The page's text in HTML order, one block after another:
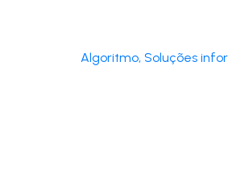
Algoritmo, Soluções